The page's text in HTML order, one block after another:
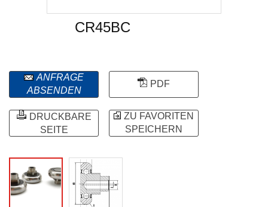
CR45BC
ANFRAGE
ABSENDEN
PDF
DRUCKBARE
SEITE
ZU FAVORITEN
SPEICHERN